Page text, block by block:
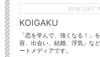
KOIGAKU
KOIGAKU
「恋を学んで、強くなる！」
容、出会い、結婚、浮気」な
ートメディアです。